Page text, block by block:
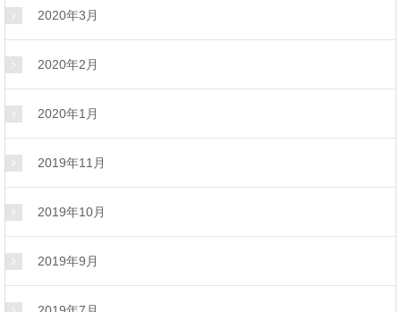
2020年3月
2020年2月
2020年1月
2019年11月
2019年10月
2019年9月